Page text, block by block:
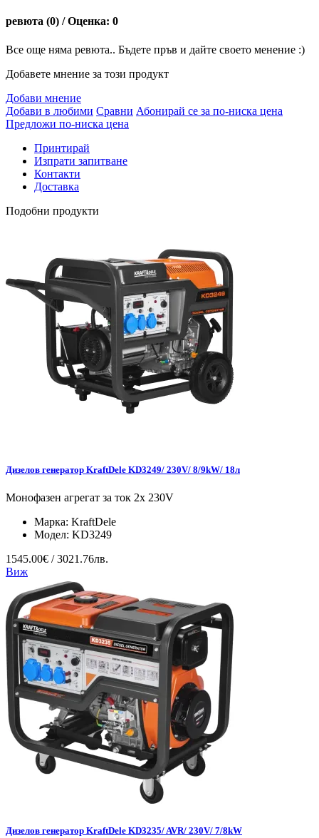
ревюта (0) / Оценка: 0
Все още няма ревюта.. Бъдете пръв и дайте своето менение :)
Добавете мнение за този продукт
Добави мнение
Добави в любими Сравни Абонирай се за по-ниска цена
Предложи по-ниска цена
Принтирай
Изпрати запитване
Контакти
Доставка
Подобни продукти
Дизелов генератор KraftDele KD3249/ 230V/ 8/9kW/ 18л
Монофазен агрегат за ток 2x 230V
Марка: KraftDele
Модел: KD3249
1545.00€ / 3021.76лв.
Виж
Дизелов генератор KraftDele KD3235/ AVR/ 230V/ 7/8kW